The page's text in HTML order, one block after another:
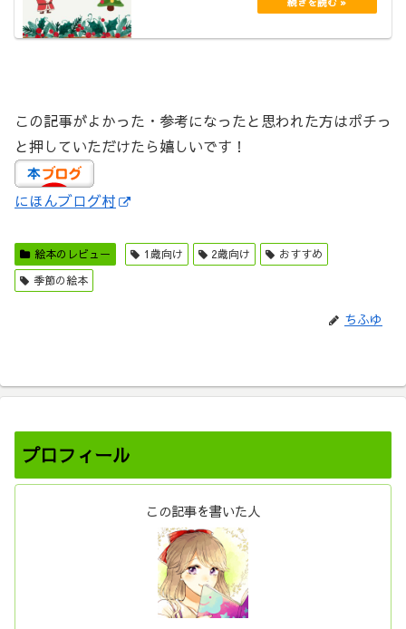
この記事がよかった・参考になったと思われた方はポチっ
と押していただけたら嬉しいです！
にほんブログ村
絵本のレビュー 1歳向け 2歳向け
おすすめ
季節の絵本
ちふゆ
プロフィール
この記事を書いた人